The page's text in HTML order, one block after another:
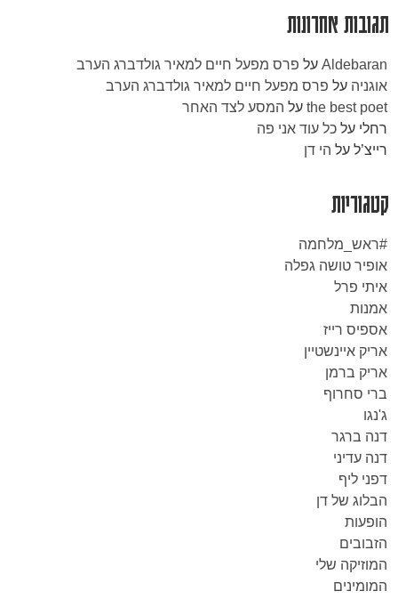
תגובות אחרונות
Aldebaran על פרס מפעל חיים למאיר גולדברג הערב
אוגניה על פרס מפעל חיים למאיר גולדברג הערב
the best poet על המסע לצד האחר
רחלי על כל עוד אני פה
רייצ’ל על הי דן
קטגוריות
#ראש_מלחמה
אופיר טושה גפלה
איתי פרל
אמנות
אספיס רייז
אריק איינשטיין
אריק ברמן
ברי סחרוף
ג'נגו
דנה ברגר
דנה עדיני
דפני ליף
הבלוג של דן
הופעות
הזבובים
המוזיקה שלי
המומינים